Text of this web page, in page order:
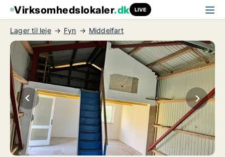
Virksomhedslokaler.dk LIVE
Lager til leje Fyn Middelfart